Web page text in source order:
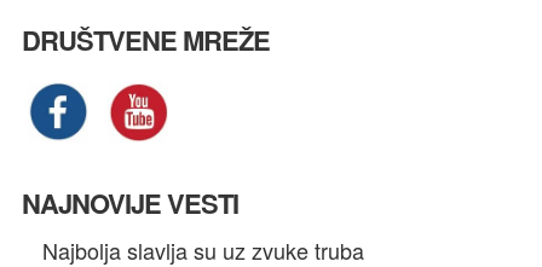
DRUŠTVENE MREŽE
NAJNOVIJE VESTI
Najbolja slavlja su uz zvuke truba